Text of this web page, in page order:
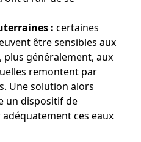
: certaines
être sensibles aux
généralement, aux
remontent par
Une solution alors
un dispositif de
ces eaux